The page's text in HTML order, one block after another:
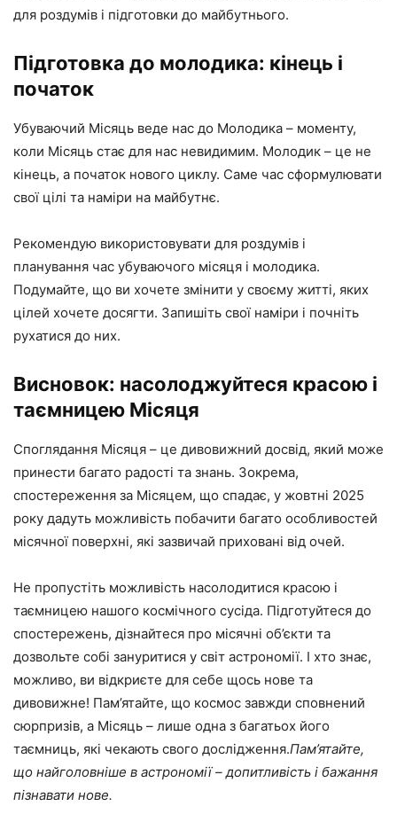
для роздумів і підготовки до майбутнього.
Підготовка до молодика: кінець і
початок
Убуваючий Місяць веде нас до Молодика – моменту,
коли Місяць стає для нас невидимим. Молодик – це не
кінець, а початок нового циклу. Саме час сформулювати
свої цілі та наміри на майбутнє.
Рекомендую використовувати для роздумів і
планування час убуваючого місяця і молодика.
Подумайте, що ви хочете змінити у своєму житті, яких
цілей хочете досягти. Запишіть свої наміри і почніть
рухатися до них.
Висновок: насолоджуйтеся красою і
таємницею Місяця
Споглядання Місяця – це дивовижний досвід, який може
принести багато радості та знань. Зокрема,
спостереження за Місяцем, що спадає, у жовтні 2025
року дадуть можливість побачити багато особливостей
місячної поверхні, які зазвичай приховані від очей.
Не пропустіть можливість насолодитися красою і
таємницею нашого космічного сусіда. Підготуйтеся до
спостережень, дізнайтеся про місячні об’єкти та
дозвольте собі зануритися у світ астрономії. І хто знає,
можливо, ви відкриєте для себе щось нове та
дивовижне! Пам’ятайте, що космос завжди сповнений
сюрпризів, а Місяць – лише одна з багатьох його
таємниць, які чекають свого дослідження.Пам’ятайте,
що найголовніше в астрономії – допитливість і бажання
пізнавати нове.